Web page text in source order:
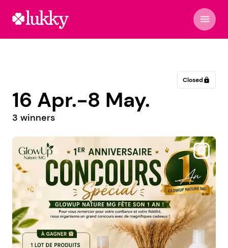
menu
Closed lock
16 Apr.-8 May.
3 winners
@dyg_essentials